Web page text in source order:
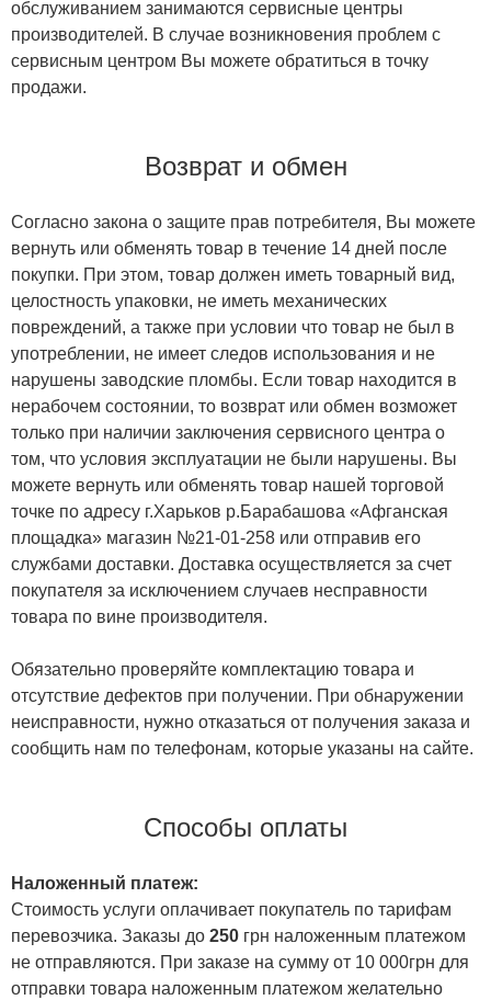
обслуживанием занимаются сервисные центры
производителей. В случае возникновения проблем с
сервисным центром Вы можете обратиться в точку
продажи.
Возврат и обмен
Согласно закона о защите прав потребителя, Вы можете
вернуть или обменять товар в течение 14 дней после
покупки. При этом, товар должен иметь товарный вид,
целостность упаковки, не иметь механических
повреждений, а также при условии что товар не был в
употреблении, не имеет следов использования и не
нарушены заводские пломбы. Если товар находится в
нерабочем состоянии, то возврат или обмен возможет
только при наличии заключения сервисного центра о
том, что условия эксплуатации не были нарушены. Вы
можете вернуть или обменять товар нашей торговой
точке по адресу г.Харьков р.Барабашова «Афганская
площадка» магазин №21-01-258 или отправив его
службами доставки. Доставка осуществляется за счет
покупателя за исключением случаев несправности
товара по вине производителя.
Обязательно проверяйте комплектацию товара и
отсутствие дефектов при получении. При обнаружении
неисправности, нужно отказаться от получения заказа и
сообщить нам по телефонам, которые указаны на сайте.
Способы оплаты
Наложенный платеж:
Стоимость услуги оплачивает покупатель по тарифам
перевозчика. Заказы до 250 грн наложенным платежом
не отправляются. При заказе на сумму от 10 000грн для
отправки товара наложенным платежом желательно